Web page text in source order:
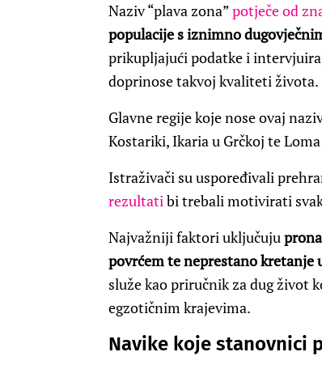
Naziv “plava zona”potječe od
populacije s iznimno
prikupljajući podatke i
doprinose takvoj kvaliteti života.
Glavne regije koje nose ovaj
Kostariki, Ikaria u Grčkoj te
Istraživači su uspoređivali
rezultatibi trebali motivirati
Najvažniji faktori uključuju
povrćem te neprestano
služe kao priručnik za dug život
egzotičnim krajevima.
Navike koje stanovnici